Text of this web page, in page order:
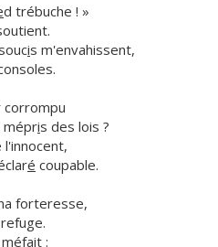
d trébuche ! »
is m'envahissent,
corrompu
mépris des lois ?
l'innocent,
é coupable.
forteresse,
: